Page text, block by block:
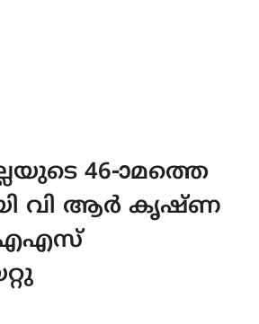
46-ാമത്തെ
വി ആര്‍ കൃഷ്ണ